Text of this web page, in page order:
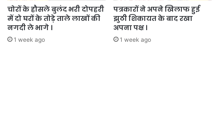
चोरों के हौसले बुलंद भरी दोपहरी
में दो घरों के तोड़े ताले लाखों की
नगदी ले भागे ।
1 week ago
पत्रकारों ने अपने खिलाफ हुई
झुठी शिकायत के बाद रखा
अपना पक्ष ।
1 week ago